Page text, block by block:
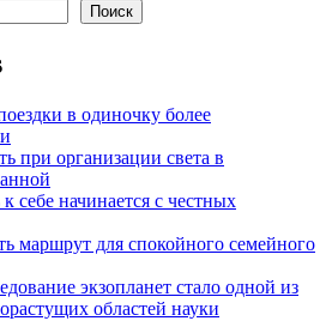
Поиск
в одиночку более
при организации света в
себе начинается с честных
маршрут для спокойного семейного
экзопланет стало одной из
областей науки